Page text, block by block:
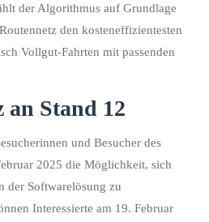
der Algorithmus auf Grundlage
den kosteneffizientesten
Vollgut-Fahrten mit passenden
an Stand 12
und Besucher des
2025 die Möglichkeit, sich
der Softwarelösung zu
Interessierte am 19. Februar